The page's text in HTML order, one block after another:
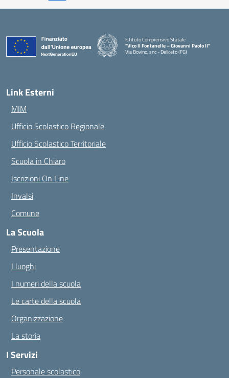
Istituto Comprensivo Statale
"Vico II Fontanelle – Giovanni Paolo II"
Via Bovino, snc - Deliceto (FG)
Link Esterni
MIM
Ufficio Scolastico Regionale
Ufficio Scolastico Territoriale
Scuola in Chiaro
Iscrizioni On Line
Invalsi
Comune
La Scuola
Presentazione
I luoghi
I numeri della scuola
Le carte della scuola
Organizzazione
La storia
I Servizi
Personale scolastico